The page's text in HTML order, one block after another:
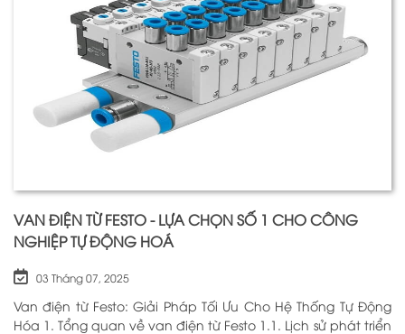
VAN ĐIỆN TỪ FESTO - LỰA CHỌN SỐ 1 CHO CÔNG
NGHIỆP TỰ ĐỘNG HOÁ
03 Tháng 07, 2025
Van điện từ Festo: Giải Pháp Tối Ưu Cho Hệ Thống Tự Động
Hóa 1. Tổng quan về van điện từ Festo 1.1. Lịch sử phát triển